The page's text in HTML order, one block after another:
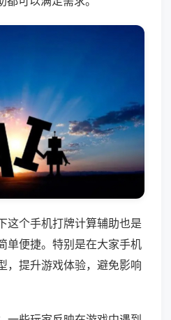
这个手机打牌计算辅助也是
单便捷。特别是在大家手机
，提升游戏体验，避免影响